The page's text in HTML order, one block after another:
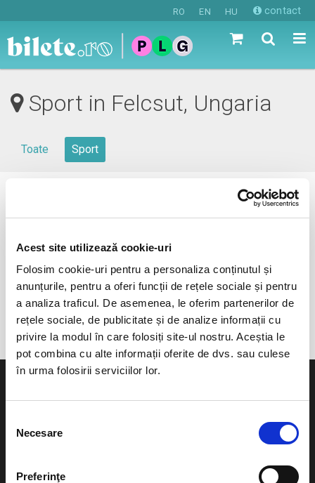
Acest site utilizează cookie-uri
Folosim cookie-uri pentru a personaliza conținutul și
anunțurile, pentru a oferi funcții de rețele sociale și pentru
a analiza traficul. De asemenea, le oferim partenerilor de
rețele sociale, de publicitate și de analize informații cu
privire la modul în care folosiți site-ul nostru. Aceștia le
pot combina cu alte informații oferite de dvs. sau culese
în urma folosirii serviciilor lor.
consimțământului
Necesare
Preferinţe
RO EN HU contact
Sport in Felcsut, Ungaria
Toate Sport
0 evenimente in viitorul apropiat
anunta-ma pe email cand apare urmatorul eveniment la
Felcsut, Ungaria
Evenimente
Teatru